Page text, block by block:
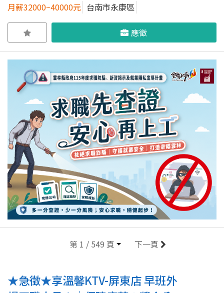
月薪32000~40000元 台南市永康區
應徵
第 1 / 549 頁 下一頁
★急徵★享溫馨KTV-屏東店 早班外